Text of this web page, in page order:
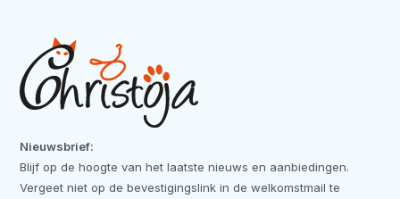
Nieuwsbrief:
Blijf op de hoogte van het laatste nieuws en aanbiedingen.
Vergeet niet op de bevestigingslink in de welkomstmail te